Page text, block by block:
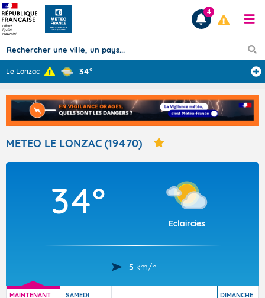
Prévisions
TOUS LES RÉSULTATS
Articles
4
Le Lonzac 34°
METEO LE LONZAC (19470)
34°
Eclaircies
5 km/h
MAINTENANT SAMEDI DIMANCHE